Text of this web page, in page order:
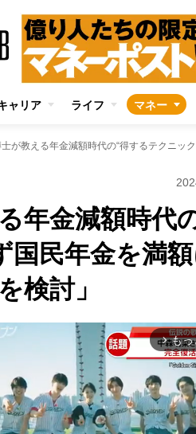
ャリア ライフ マネー
年金減額時代
民年金を満額
検討」
arrow_forward_ios もっ